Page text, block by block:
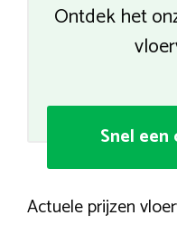
Ontdek het
Snel
Actuele prijzen